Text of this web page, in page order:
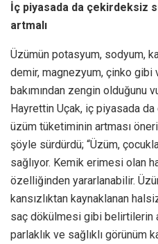
İç piyasada da çekirdeksiz
artmalı
Üzümün potasyum, sodyum,
demir, magnezyum, çinko gibi
bakımından zengin olduğunu
Hayrettin Uçak, iç piyasada
üzüm tüketiminin artması
şöyle sürdürdü; “Üzüm,
sağlıyor. Kemik erimesi olan
özelliğinden yararlanabilir.
kansızlıktan kaynaklanan
saç dökülmesi gibi belirtilerin
parlaklık ve sağlıklı görünüm